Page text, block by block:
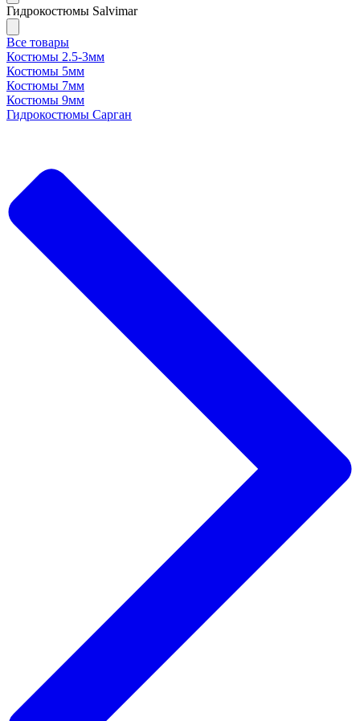
Гидрокостюмы Salvimar
Все товары
Костюмы 2.5-3мм
Костюмы 5мм
Костюмы 7мм
Костюмы 9мм
Гидрокостюмы Сарган